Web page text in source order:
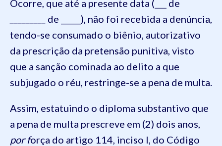
Ocorre, que até a presente data (___ de
de _____), não foi recebida a denúncia,
tendo-se consumado o biênio, autorizativo
da prescrição da pretensão punitiva, visto
que a sanção cominada ao delito a que
subjugado o réu, restringe-se a pena de multa.
Assim, estatuindo o diploma substantivo que
a pena de multa prescreve em (2) dois anos,
por força do artigo 114, inciso I, do Código